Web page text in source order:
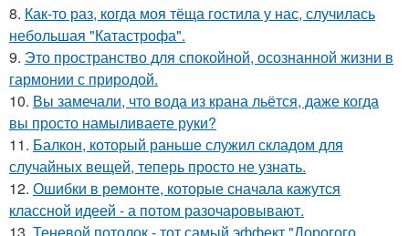
8. Как-то раз, когда моя тёща гостила у нас, случилась
небольшая "Катастрофа".
9. Это пространство для спокойной, осознанной жизни в
гармонии с природой.
10. Вы замечали, что вода из крана льётся, даже когда
вы просто намыливаете руки?
11. Балкон, который раньше служил складом для
случайных вещей, теперь просто не узнать.
12. Ошибки в ремонте, которые сначала кажутся
классной идеей - а потом разочаровывают.